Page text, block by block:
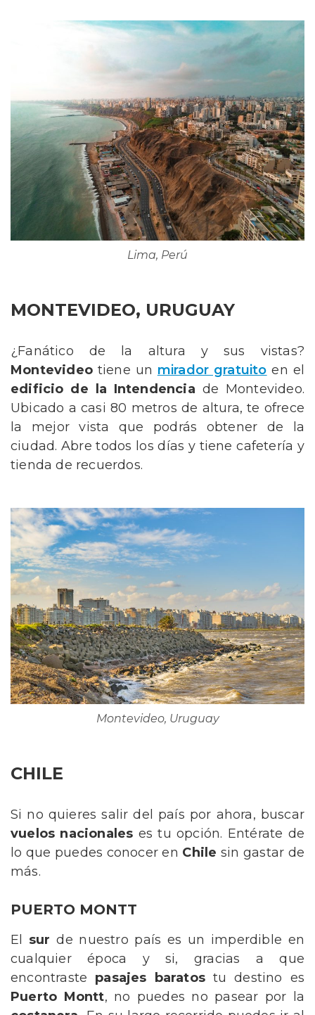
Lima, Perú
MONTEVIDEO, URUGUAY
¿Fanático de la altura y sus vistas?
Montevideo tiene un mirador gratuito en el
edificio de la Intendencia de Montevideo.
Ubicado a casi 80 metros de altura, te ofrece
la mejor vista que podrás obtener de la
ciudad. Abre todos los días y tiene cafetería y
tienda de recuerdos.
Montevideo, Uruguay
CHILE
Si no quieres salir del país por ahora, buscar
vuelos nacionales es tu opción. Entérate de
lo que puedes conocer en Chile sin gastar de
más.
PUERTO MONTT
El sur de nuestro país es un imperdible en
cualquier época y si, gracias a que
encontraste pasajes baratostu destino es
Puerto Montt, no puedes no pasear por la